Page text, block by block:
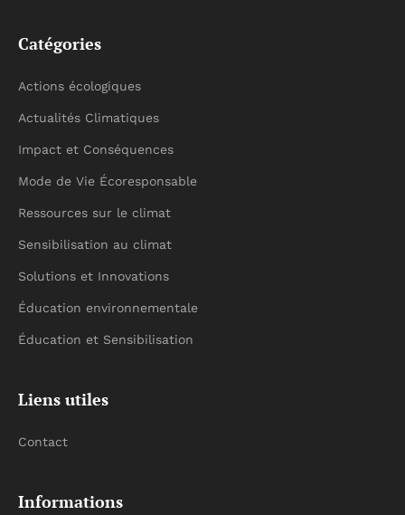
Catégories
Actions écologiques
Actualités Climatiques
Impact et Conséquences
Mode de Vie Écoresponsable
Ressources sur le climat
Sensibilisation au climat
Solutions et Innovations
Éducation environnementale
Éducation et Sensibilisation
Liens utiles
Contact
Informations